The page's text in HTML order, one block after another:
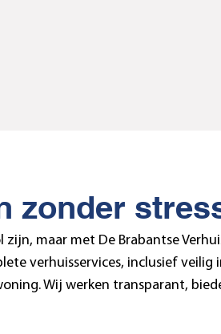
zonder
zijn, maar met De Brabantse
verhuisservices, inclusief
Wij werken transparant,